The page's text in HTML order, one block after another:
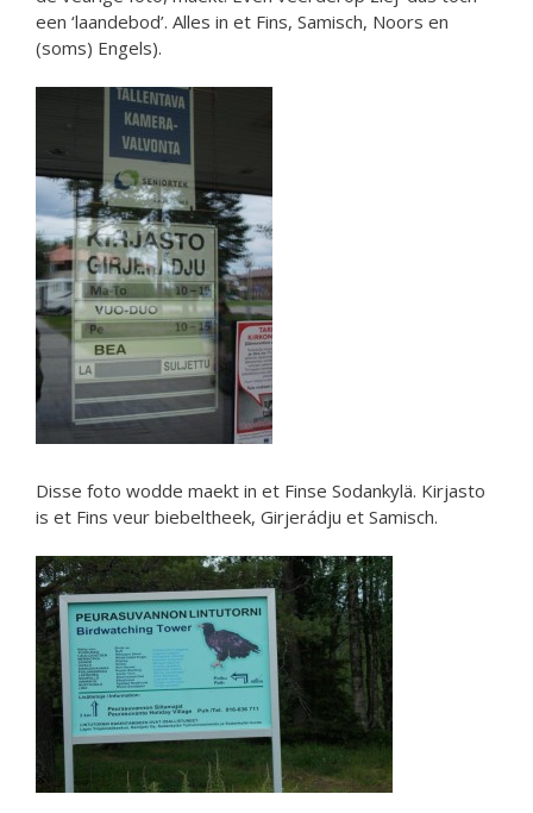
een ‘laandebod’. Alles in et Fins, Samisch, Noors en
(soms) Engels).
Disse foto wodde maekt in et Finse Sodankylä. Kirjasto
is et Fins veur biebeltheek, Girjerádju et Samisch.